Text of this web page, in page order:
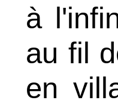
à
au fil
en